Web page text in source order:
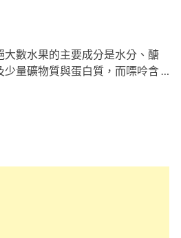
數水果的主要成分是水分、醣
量礦物質與蛋白質，而嘌呤含 …